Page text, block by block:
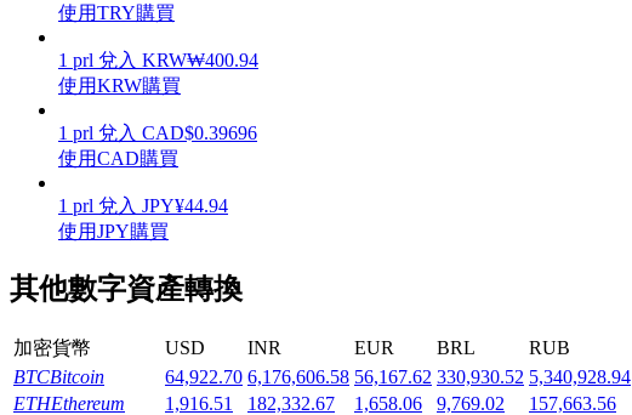
使您的資產穩定增值
使用TRY購買
1 prl 兌入 KRW₩400.94
使用KRW購買
1 prl 兌入 CAD$0.39696
使用CAD購買
1 prl 兌入 JPY¥44.94
使用JPY購買
其他數字資產轉換
加密貨幣 USD INR EUR BRL RUB
BTCBitcoin 64,922.70 6,176,606.58 56,167.62 330,930.52 5,340,928.94
ETHEthereum 1,916.51 182,332.67 1,658.06 9,769.02 157,663.56